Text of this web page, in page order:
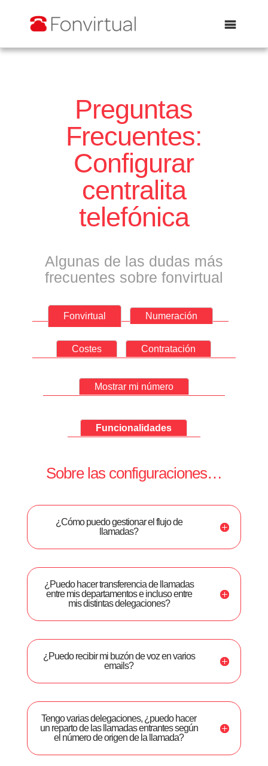
Abrir
Preguntas
Frecuentes:
Configurar
centralita
telefónica
Algunas de las dudas más
frecuentes sobre fonvirtual
Fonvirtual Numeración
Costes Contratación
Mostrar mi número
Funcionalidades
Sobre las configuraciones…
¿Cómo puedo gestionar el flujo de
llamadas?
¿Puedo hacer transferencia de llamadas
entre mis departamentos e incluso entre
mis distintas delegaciones?
¿Puedo recibir mi buzón de voz en varios
emails?
Tengo varias delegaciones, ¿puedo hacer
un reparto de las llamadas entrantes según
el número de origen de la llamada?